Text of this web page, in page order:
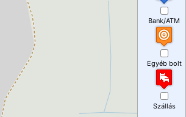
Bank/ATM
Egyéb bolt
Szállás